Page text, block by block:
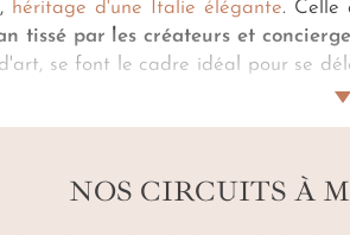
héritage d'une Italie élégante. Celle
tissé par les créateurs et
se font le cadre idéal pour se
. Admirez "La Cène",
NOS CIRCUITS À